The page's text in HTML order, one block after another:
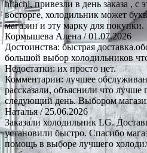
hitachi, привезли в день заказа , с
восторге, холодильник может
магазин и эту марку для покупки.
Кормышева Алена / 01.07.2026
Достоинства: быстрая
большой выбор холодильников
Недостатки: их просто нет.
Комментарии: лучшее
рассказали, объяснили что лучше
следующий день. Выбором
Наталья/ 25.06.2026
Заказали холодильник LG.
установили быстро. Спасибо
помощь в выборе лучшего